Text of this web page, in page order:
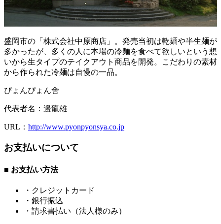
盛岡市の「株式会社中原商店」。発売当初は乾麺や半生麺が
多かったが、多くの人に本場の冷麺を食べて欲しいという想
いから生タイプのテイクアウト商品を開発。こだわりの素材
から作られた冷麺は自慢の一品。
ぴょんぴょん舎
代表者名： 邉龍雄
URL： http://www.pyonpyonsya.co.jp
お支払いについて
■ お支払い方法
・クレジットカード
・銀行振込
・請求書払い（法人様のみ）